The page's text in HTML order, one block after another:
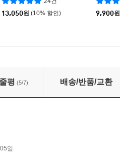
13,050원 (10% 할인)
9,900원
평 (5/7) 배송/반품/교환
일